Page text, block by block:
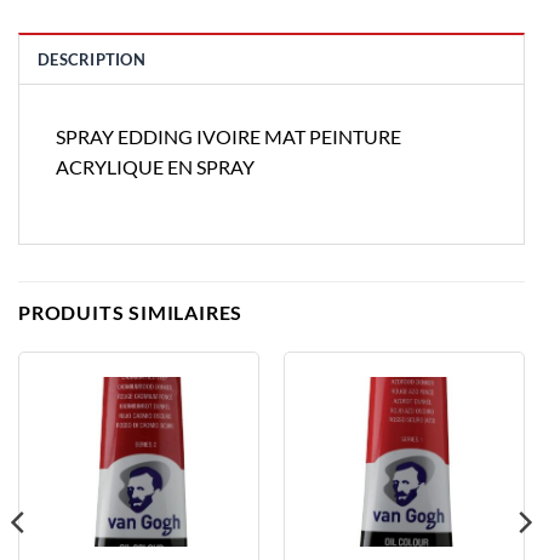
DESCRIPTION
SPRAY EDDING IVOIRE MAT PEINTURE
ACRYLIQUE EN SPRAY
PRODUITS SIMILAIRES